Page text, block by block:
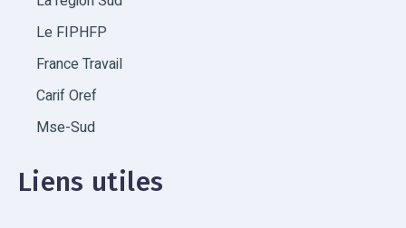
Le FIPHFP
France Travail
Carif Oref
Mse-Sud
Liens utiles